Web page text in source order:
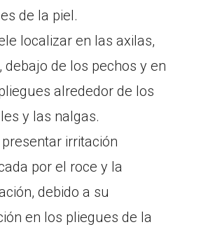
de la piel.
localizar en las axilas,
debajo de los pechos y en
alrededor de los
y las nalgas.
irritación
por el roce y la
debido a su
en los pliegues de la